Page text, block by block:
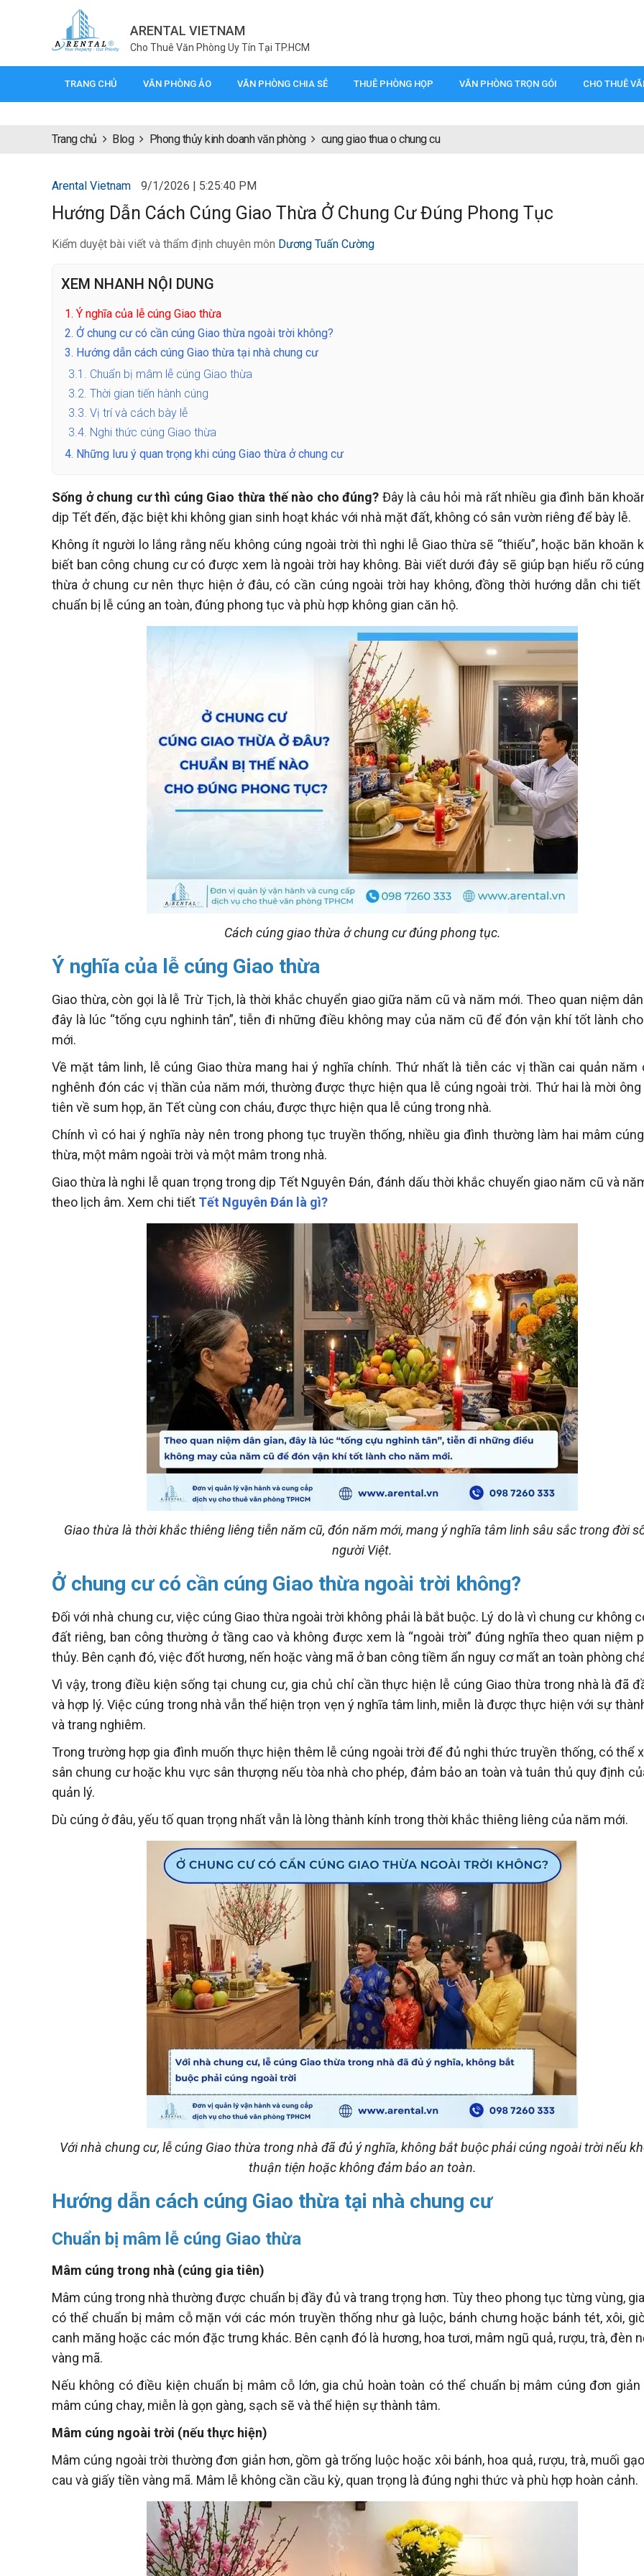
ARENTAL VIETNAM
Cho Thuê Văn Phòng Uy Tín Tại TP.HCM
TRANG CHỦ VĂN PHÒNG ẢO VĂN PHÒNG CHIA SẺ THUÊ PHÒNG HỌP VĂN PHÒNG TRỌN GÓI CHO THUÊ
Trang chủ Blog Phong thủy kinh doanh văn phòng cung giao thua o chung cu
Arental Vietnam 9/1/2026 | 5:25:40 PM
Hướng Dẫn Cách Cúng Giao Thừa Ở Chung Cư Đúng Phong Tục
Kiểm duyệt bài viết và thẩm định chuyên môn Dương Tuấn Cường
XEM NHANH NỘI DUNG
1. Ý nghĩa của lễ cúng Giao thừa
2. Ở chung cư có cần cúng Giao thừa ngoài trời không?
3. Hướng dẫn cách cúng Giao thừa tại nhà chung cư
3.1. Chuẩn bị mâm lễ cúng Giao thừa
3.2. Thời gian tiến hành cúng
3.3. Vị trí và cách bày lễ
3.4. Nghi thức cúng Giao thừa
4. Những lưu ý quan trọng khi cúng Giao thừa ở chung cư
Sống ở chung cư thì cúng Giao thừa thế nào cho đúng? Đây là câu hỏi mà rất nhiều gia đình băn
dịp Tết đến, đặc biệt khi không gian sinh hoạt khác với nhà mặt đất, không có sân vườn riêng để bày lễ.
Không ít người lo lắng rằng nếu không cúng ngoài trời thì nghi lễ Giao thừa sẽ “thiếu”, hoặc băn khoăn
biết ban công chung cư có được xem là ngoài trời hay không. Bài viết dưới đây sẽ giúp bạn hiểu rõ
thừa ở chung cư nên thực hiện ở đâu, có cần cúng ngoài trời hay không, đồng thời hướng dẫn chi
chuẩn bị lễ cúng an toàn, đúng phong tục và phù hợp không gian căn hộ.
Cách cúng giao thừa ở chung cư đúng phong tục.
Ý nghĩa của lễ cúng Giao thừa
Giao thừa, còn gọi là lễ Trừ Tịch, là thời khắc chuyển giao giữa năm cũ và năm mới. Theo quan niệm
đây là lúc “tống cựu nghinh tân”, tiễn đi những điều không may của năm cũ để đón vận khí tốt lành
mới.
Về mặt tâm linh, lễ cúng Giao thừa mang hai ý nghĩa chính. Thứ nhất là tiễn các vị thần cai quản năm
nghênh đón các vị thần của năm mới, thường được thực hiện qua lễ cúng ngoài trời. Thứ hai là mời ông
tiên về sum họp, ăn Tết cùng con cháu, được thực hiện qua lễ cúng trong nhà.
Chính vì có hai ý nghĩa này nên trong phong tục truyền thống, nhiều gia đình thường làm hai mâm
thừa, một mâm ngoài trời và một mâm trong nhà.
Giao thừa là nghi lễ quan trọng trong dịp Tết Nguyên Đán, đánh dấu thời khắc chuyển giao năm cũ và
theo lịch âm. Xem chi tiết Tết Nguyên Đán là gì?
Giao thừa là thời khắc thiêng liêng tiễn năm cũ, đón năm mới, mang ý nghĩa tâm linh sâu sắc trong đời
người Việt.
Ở chung cư có cần cúng Giao thừa ngoài trời không?
Đối với nhà chung cư, việc cúng Giao thừa ngoài trời không phải là bắt buộc. Lý do là vì chung cư không
đất riêng, ban công thường ở tầng cao và không được xem là “ngoài trời” đúng nghĩa theo quan niệm
thủy. Bên cạnh đó, việc đốt hương, nến hoặc vàng mã ở ban công tiềm ẩn nguy cơ mất an toàn phòng
Vì vậy, trong điều kiện sống tại chung cư, gia chủ chỉ cần thực hiện lễ cúng Giao thừa trong nhà là đã
và hợp lý. Việc cúng trong nhà vẫn thể hiện trọn vẹn ý nghĩa tâm linh, miễn là được thực hiện với sự
và trang nghiêm.
Trong trường hợp gia đình muốn thực hiện thêm lễ cúng ngoài trời để đủ nghi thức truyền thống, có thể
sân chung cư hoặc khu vực sân thượng nếu tòa nhà cho phép, đảm bảo an toàn và tuân thủ quy định
quản lý.
Dù cúng ở đâu, yếu tố quan trọng nhất vẫn là lòng thành kính trong thời khắc thiêng liêng của năm mới.
Với nhà chung cư, lễ cúng Giao thừa trong nhà đã đủ ý nghĩa, không bắt buộc phải cúng ngoài trời nếu
thuận tiện hoặc không đảm bảo an toàn.
Hướng dẫn cách cúng Giao thừa tại nhà chung cư
Chuẩn bị mâm lễ cúng Giao thừa
Mâm cúng trong nhà (cúng gia tiên)
Mâm cúng trong nhà thường được chuẩn bị đầy đủ và trang trọng hơn. Tùy theo phong tục từng vùng,
có thể chuẩn bị mâm cỗ mặn với các món truyền thống như gà luộc, bánh chưng hoặc bánh tét, xôi,
canh măng hoặc các món đặc trưng khác. Bên cạnh đó là hương, hoa tươi, mâm ngũ quả, rượu, trà, đèn
vàng mã.
Nếu không có điều kiện chuẩn bị mâm cỗ lớn, gia chủ hoàn toàn có thể chuẩn bị mâm cúng đơn giản
mâm cúng chay, miễn là gọn gàng, sạch sẽ và thể hiện sự thành tâm.
Mâm cúng ngoài trời (nếu thực hiện)
Mâm cúng ngoài trời thường đơn giản hơn, gồm gà trống luộc hoặc xôi bánh, hoa quả, rượu, trà, muối
cau và giấy tiền vàng mã. Mâm lễ không cần cầu kỳ, quan trọng là đúng nghi thức và phù hợp hoàn cảnh.